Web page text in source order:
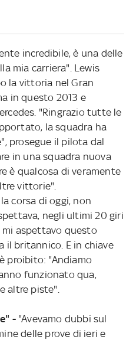
incredibile, è una delle
mia carriera". Lewis
la vittoria nel Gran
in questo 2013 e
"Ringrazio tutte le
la squadra ha
prosegue il pilota dal
in una squadra nuova
è qualcosa di veramente
vittorie".
corsa di oggi, non
negli ultimi 20 giri
aspettavo questo
il britannico. E in chiave
proibito: "Andiamo
funzionato qua,
altre piste".
- "Avevamo dubbi sul
delle prove di ieri e